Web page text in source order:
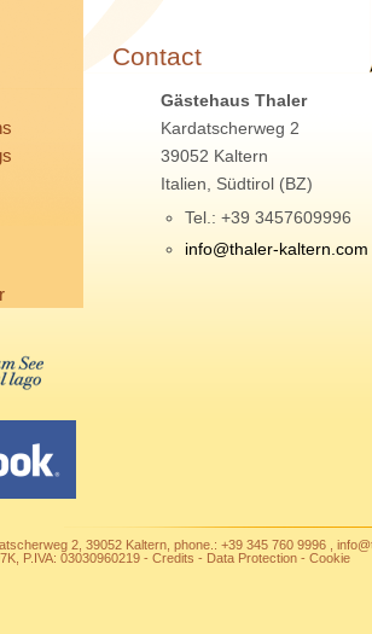
Contact
Gästehaus Thaler
Kardatscherweg 2
39052 Kaltern
Italien, Südtirol (BZ)
Tel.: +39 3457609996
info@thaler-kaltern.com
2, 39052 Kaltern, phone.: +39 345 760 9996
P.IVA: 03030960219- Credits - Data Protection- Cookie